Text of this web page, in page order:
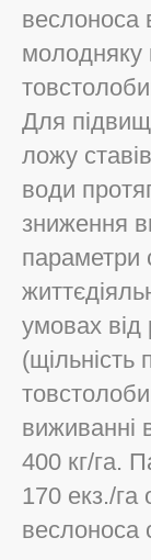
веслоноса
молодняку
Для
ложу
води
зниження
умовах від
(щільність
виживанні
400 кг/га.
170 екз./га
веслоноса